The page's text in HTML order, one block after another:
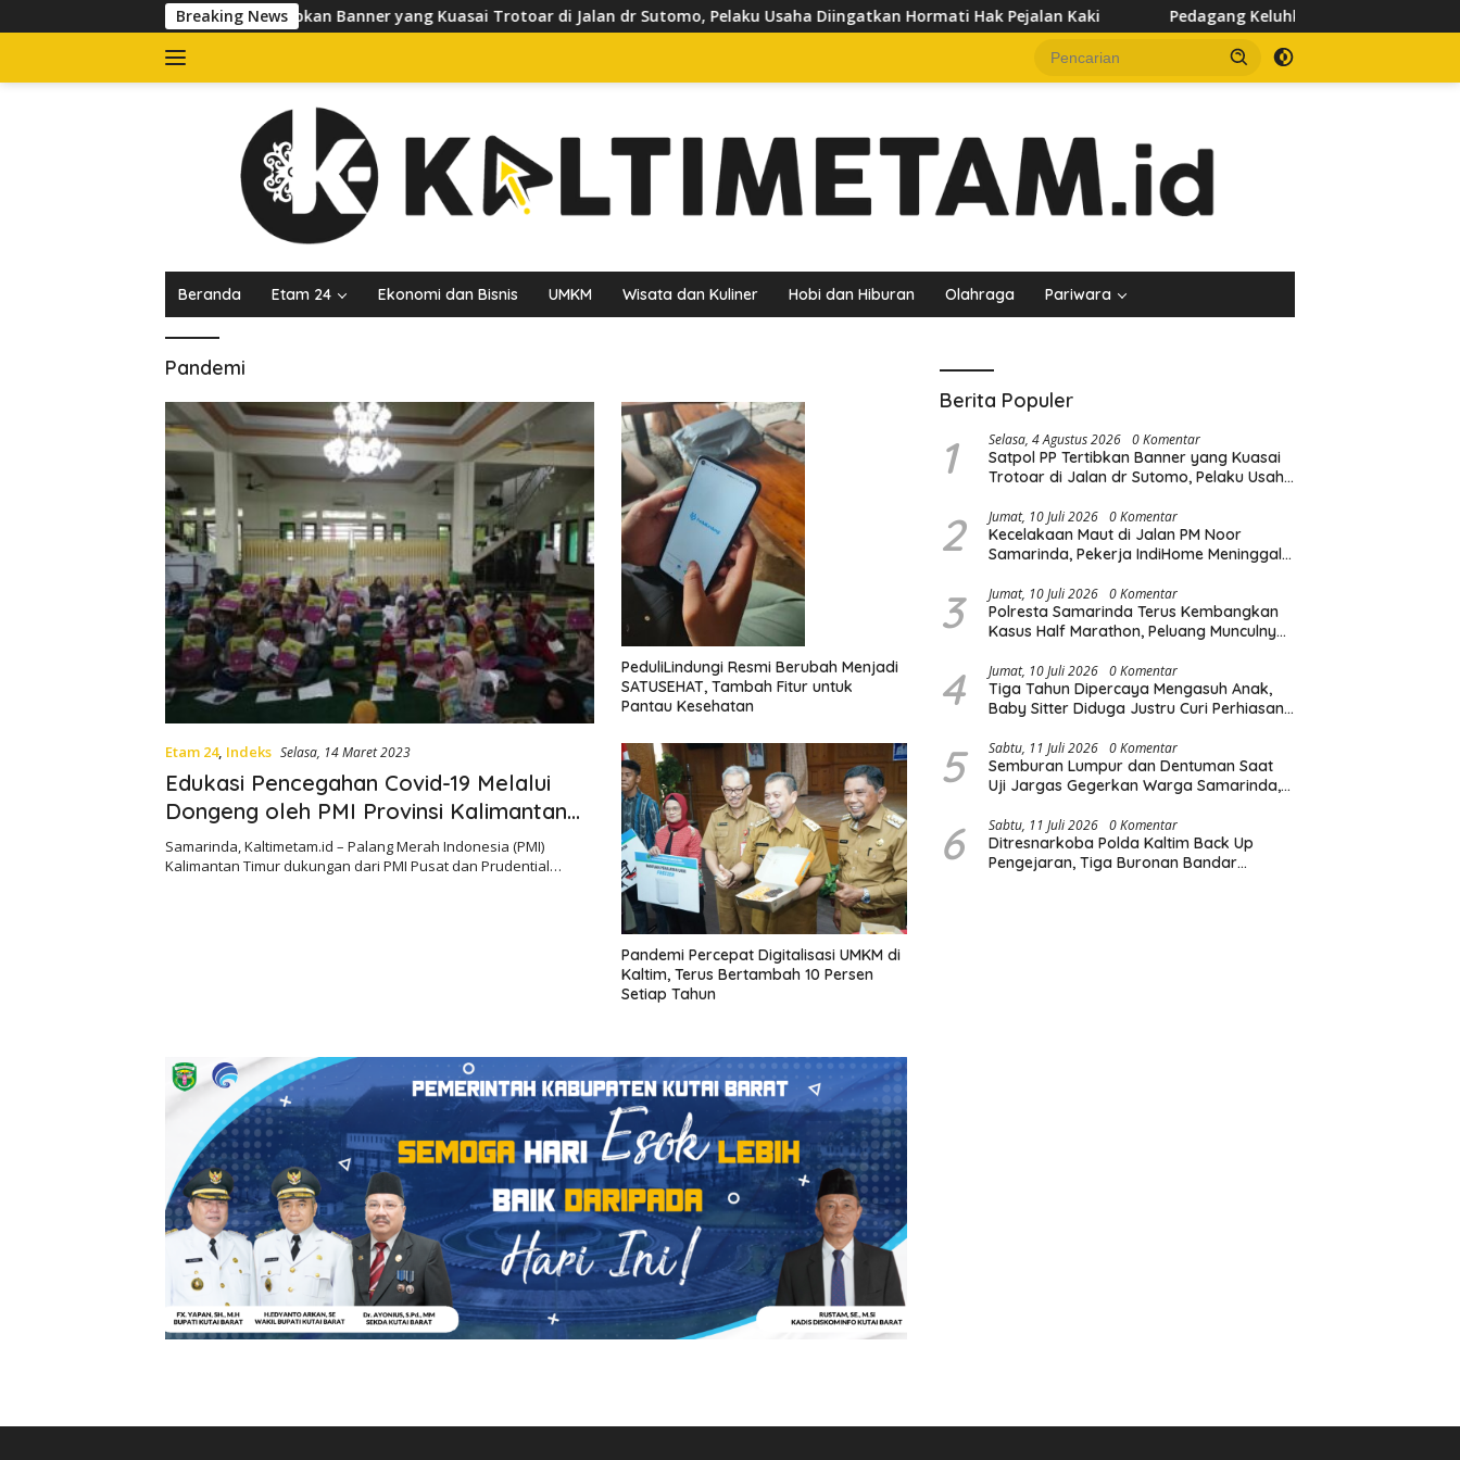
ke
Breaking News
Satpol PP Tertibkan Banner yang Kuasai Trotoar di Jalan dr Sutomo, Pelaku Usaha Diingatkan Hormati Hak Pejalan Kaki Pedagang Keluhkan Sepinya Pasar Pagi
Beranda Etam 24 Ekonomi dan Bisnis UMKM Wisata dan Kuliner Hobi dan Hiburan Olahraga Pariwara
Pandemi
Etam 24, Indeks Selasa, 14 Maret 2023
Edukasi Pencegahan Covid-19 Melalui
Dongeng oleh PMI Provinsi Kalimantan
Timur
Samarinda, Kaltimetam.id – Palang Merah Indonesia (PMI)
Kalimantan Timur dukungan dari PMI Pusat dan Prudential…
PeduliLindungi Resmi Berubah Menjadi
SATUSEHAT, Tambah Fitur untuk
Pantau Kesehatan
Pandemi Percepat Digitalisasi UMKM di
Kaltim, Terus Bertambah 10 Persen
Setiap Tahun
Berita Populer
1 Selasa, 4 Agustus 2026 0 Komentar
Satpol PP Tertibkan Banner yang Kuasai
Trotoar di Jalan dr Sutomo, Pelaku Usaha
2 Jumat, 10 Juli 2026 0 Komentar
Kecelakaan Maut di Jalan PM Noor
Samarinda, Pekerja IndiHome Meninggal
3 Jumat, 10 Juli 2026 0 Komentar
Polresta Samarinda Terus Kembangkan
Kasus Half Marathon, Peluang Munculnya
4 Jumat, 10 Juli 2026 0 Komentar
Tiga Tahun Dipercaya Mengasuh Anak,
Baby Sitter Diduga Justru Curi Perhiasan
5 Sabtu, 11 Juli 2026 0 Komentar
Semburan Lumpur dan Dentuman Saat
Uji Jargas Gegerkan Warga Samarinda,
6 Sabtu, 11 Juli 2026 0 Komentar
Ditresnarkoba Polda Kaltim Back Up
Pengejaran, Tiga Buronan Bandar